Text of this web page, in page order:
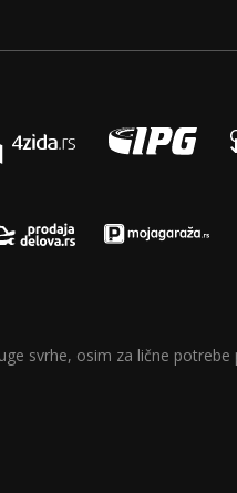
svrhe, osim za lične potrebe